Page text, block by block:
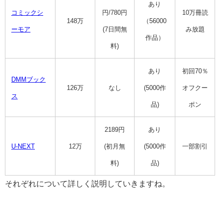
コミックシ
ーモア
148万
円/780円
(7日間無
料)
あり
（56000
作品）
10万冊読
み放題
DMMブック
ス
126万 なし
あり
(5000作
品)
初回70％
オフクー
ポン
U-NEXT 12万
2189円
(初月無
料)
あり
(5000作
品)
一部割引
それぞれについて詳しく説明していきますね。